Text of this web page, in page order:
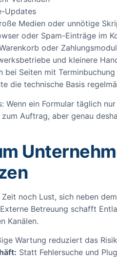
Updates
Medien oder unnötige
oder Spam-Einträge im
oder
und kleinere
bei Seiten mit
die technische Basis
Wenn ein Formular täglich
Auftrag, aber genau
noch Lust, sich neben
Betreuung schafft
Kanälen.
Wartung reduziert das
Statt Fehlersuche und